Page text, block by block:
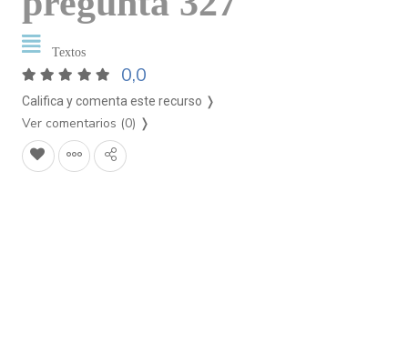
Textos
0,0
Califica y comenta este recurso ❭
Ver comentarios (0) ❭